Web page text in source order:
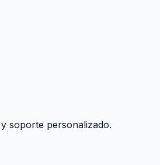
soporte personalizado.